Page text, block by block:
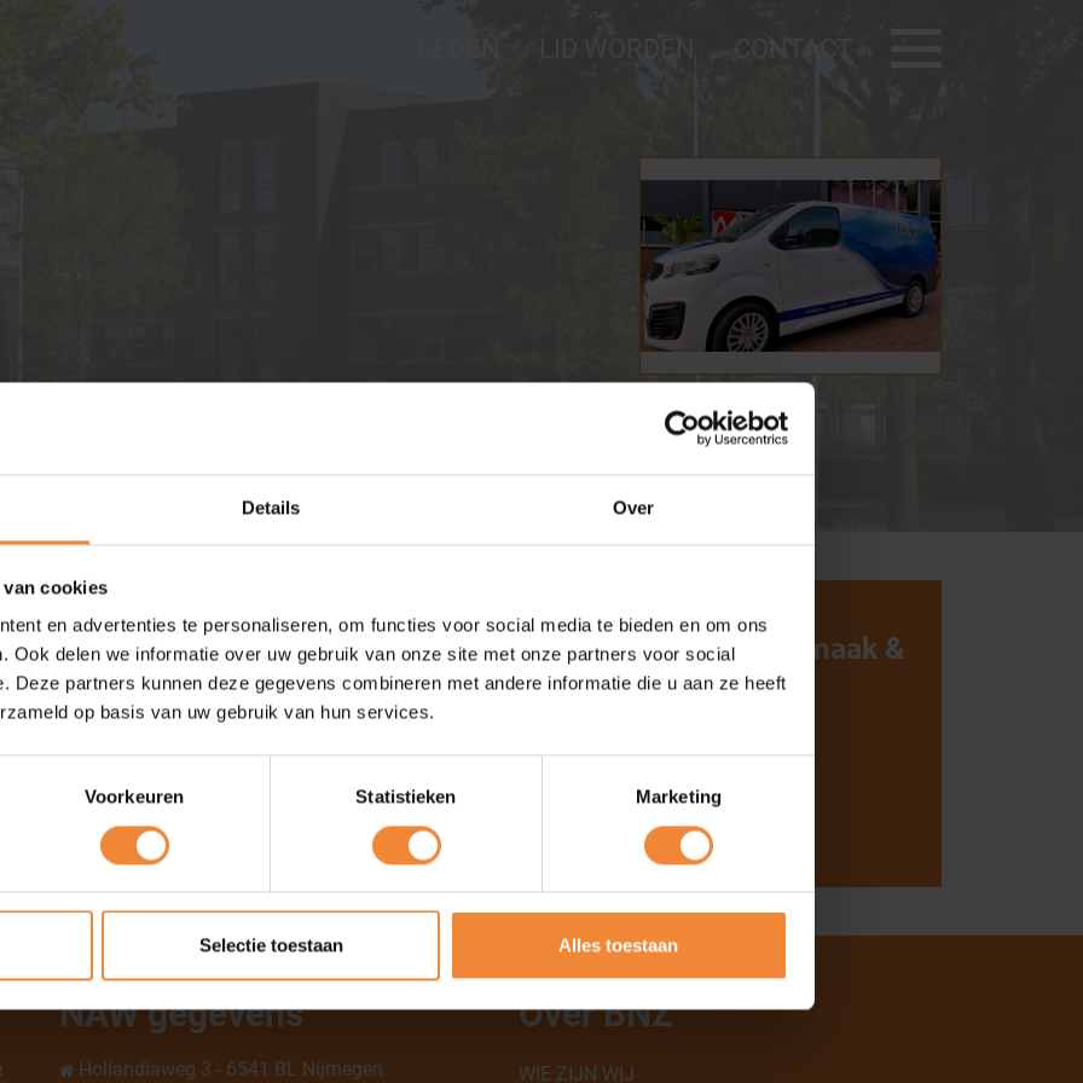
Details Over
cookies
en advertenties te personaliseren, om functies voor social media te bieden en om ons
Ook delen we informatie over uw gebruik van onze site met onze partners voor social
Deze partners kunnen deze gegevens combineren met andere informatie die u aan ze heeft
op basis van uw gebruik van hun services.
Voorkeuren Statistieken Marketing
Selectie toestaan Alles toestaan
Bedrijfshygiëne
diensten en specialistische
Contact met Briljant Schoonmaak &
Bedrijfshygiëne
6546 BJ Nijmegen
info@briljant-schoonmaak.nl
https://www.briljant-schoonmaak.nl
NAW gegevens
Hollandiaweg 3 - 6541 BL Nijmegen
Over BNZ
WIE ZIJN WIJ
Deelauto
BNZ KVO
Noodkaart
Veilig bedrijventerrein
Contact